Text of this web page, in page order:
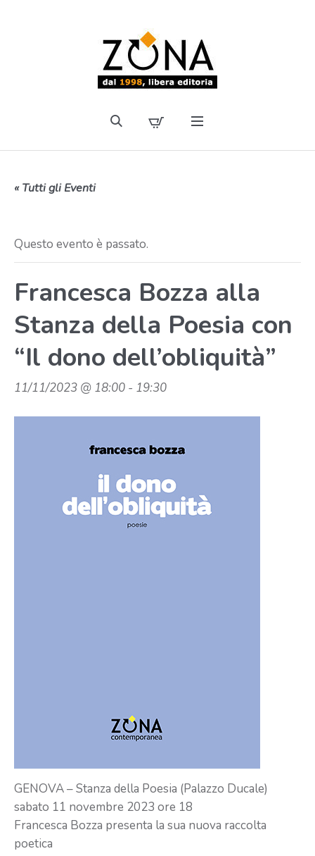
« Tutti gli Eventi
Questo evento è passato.
Francesca Bozza alla
Stanza della Poesia con
“Il dono dell’obliquità”
11/11/2023 @ 18:00 - 19:30
GENOVA – Stanza della Poesia (Palazzo Ducale)
sabato 11 novembre 2023 ore 18
Francesca Bozza presenta la sua nuova raccolta
poetica